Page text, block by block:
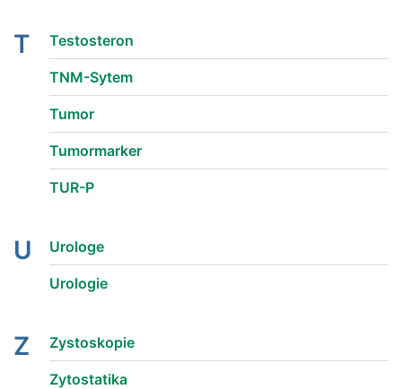
T Testosteron
TNM-Sytem
Tumor
Tumormarker
TUR-P
U Urologe
Urologie
Z Zystoskopie
Zytostatika